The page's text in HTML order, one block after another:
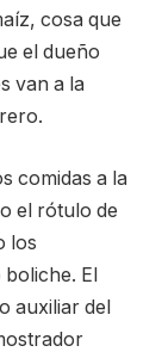
cosa que
el dueño
van a la
comidas a la
el rótulo de
los
boliche. El
auxiliar del